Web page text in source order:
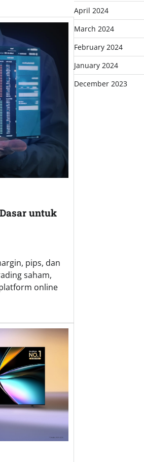
untuk
pips, dan
saham,
online
April 2024
March 2024
February 2024
January 2024
December 2023